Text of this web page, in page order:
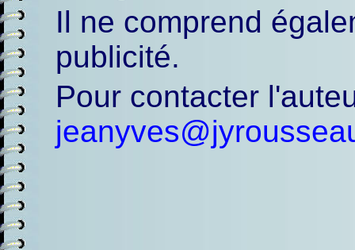
Il ne comprend
publicité.
Pour contacter